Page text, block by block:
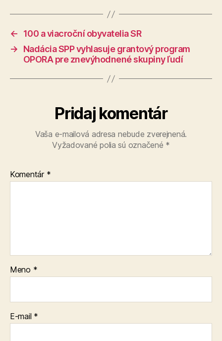
←
100 a viacroční obyvatelia SR
→
Nadácia SPP vyhlasuje grantový program
OPORA pre znevýhodnené skupiny ľudí
Pridaj komentár
Vaša e-mailová adresa nebude zverejnená.
Vyžadované polia sú označené *
Komentár *
Meno *
E-mail *